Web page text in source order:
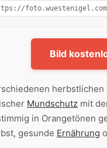
Bild
Mundschutz mit
in Orangetönen
gesunde Ernährung